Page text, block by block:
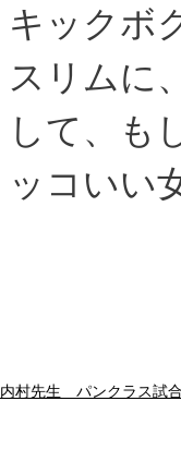
キックボ
スリムに
して、も
ッコいい
内村先生 パンクラス試